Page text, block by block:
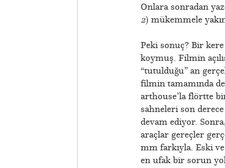
Onlara sonradan
2) mükemmele
Peki sonuç? Bir
koymuş. Filmin
“tutulduğu” an
filmin tamamında
arthouse’la flörtte
sahneleri son
devam ediyor.
araçlar gereçler
mm farkıyla. Eski
en ufak bir sorun